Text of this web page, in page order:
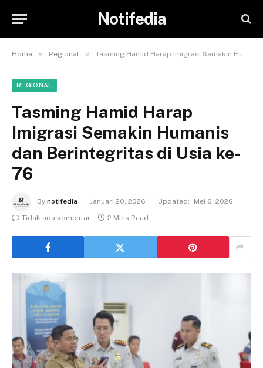
Notifedia
Home » Regional » Tasming Hamid Harap Imigrasi Semakin Humanis dan Berintegritas di Usia ke-76
REGIONAL
Tasming Hamid Harap
Imigrasi Semakin Humanis
dan Berintegritas di Usia ke-
76
By notifedia Januari 20, 2026 Updated:
Mei 6, 2026
Tidak ada komentar
2 Mins Read